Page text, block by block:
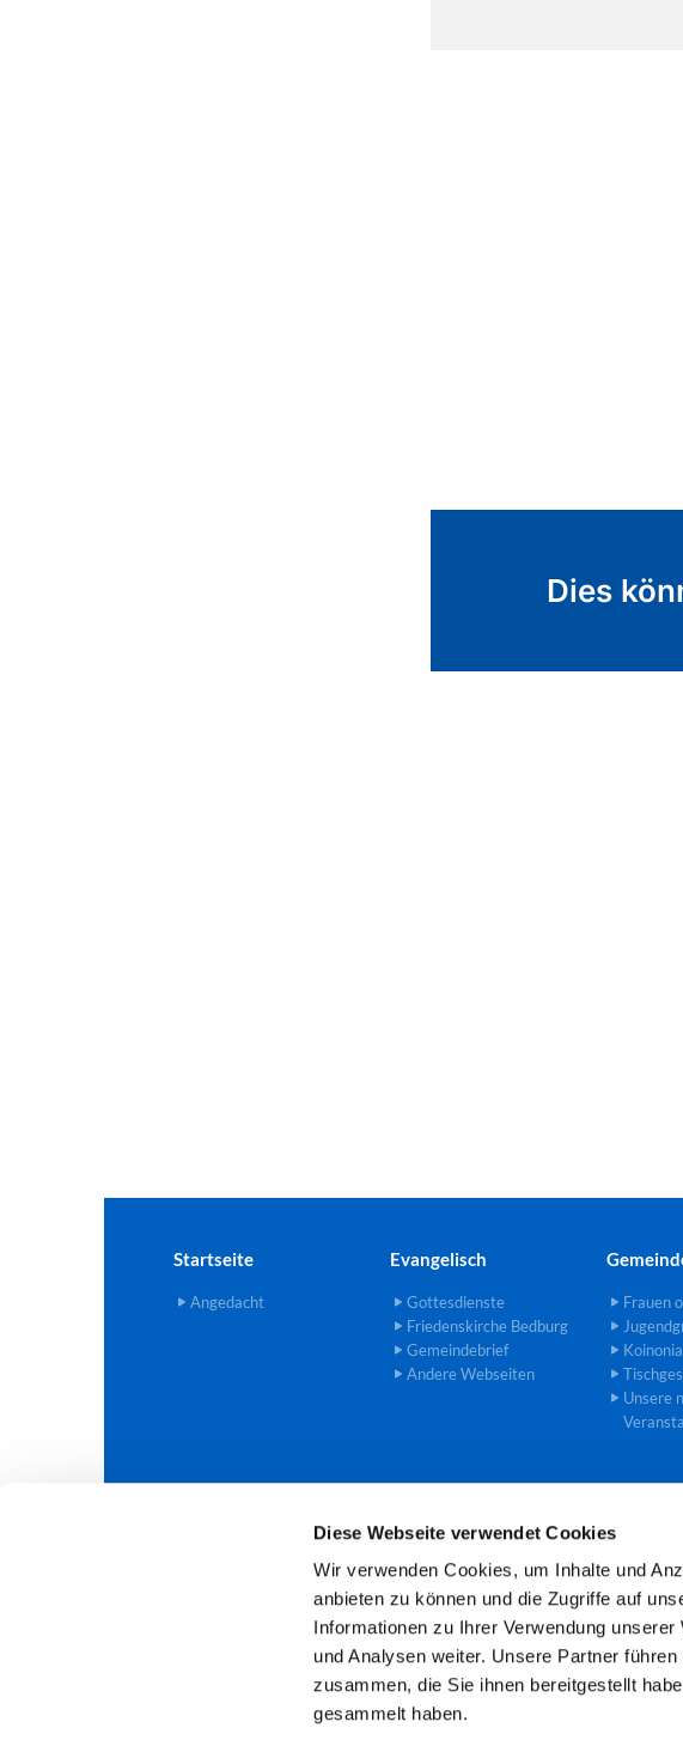
Diese Webseite verwendet Cookies
Wir verwenden Cookies, um Inhalte und
anbieten zu können und die Zugriffe auf
Informationen zu Ihrer Verwendung
und Analysen weiter. Unsere Partner
zusammen, die Sie ihnen bereitgestellt
gesammelt haben.
Dies
Startseite
Angedacht
Evangelisch
Gottesdienste
Friedenskirche Bedburg
Gemeindebrief
Andere Webseiten
Frauen
Koinonia
Unsere
Evangelische Trinitatis-Kirchengemeinde an der Erft ·